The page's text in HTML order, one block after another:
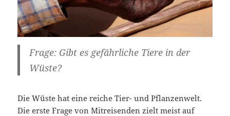
Frage: Gibt es gefährliche Tiere in der
Wüste?
Die Wüste hat eine reiche Tier- und Pflanzenwelt.
Die erste Frage von Mitreisenden zielt meist auf